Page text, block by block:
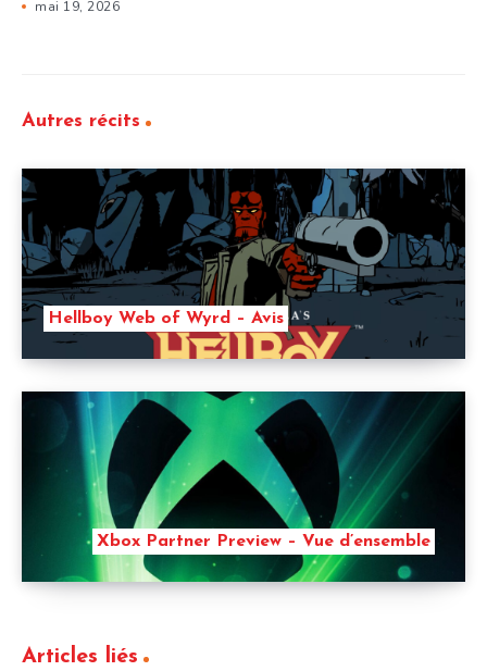
mai 19, 2026
Autres récits
Hellboy Web of Wyrd – Avis
Xbox Partner Preview – Vue d’ensemble
Articles liés